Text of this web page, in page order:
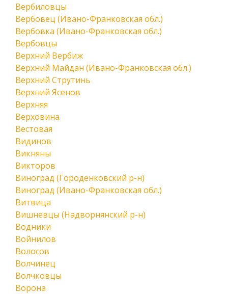
Вербиловцы
Вербовец (Ивано-Франковская обл.)
Вербовка (Ивано-Франковская обл.)
Вербовцы
Верхний Вербиж
Верхний Майдан (Ивано-Франковская обл.)
Верхний Струтинь
Верхний Ясенов
Верхняя
Верховина
Вестовая
Видинов
Викняны
Викторов
Виноград (Городенковский р-н)
Виноград (Ивано-Франковская обл.)
Витвица
Вишневцы (Надворнянский р-н)
Водники
Войнилов
Волосов
Волчинец
Волчковцы
Ворона